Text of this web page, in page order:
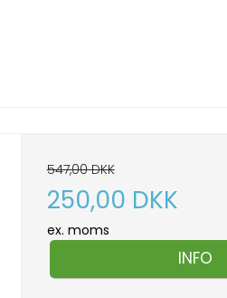
547,00 DKK
250,00 DKK
ex. moms
INFO